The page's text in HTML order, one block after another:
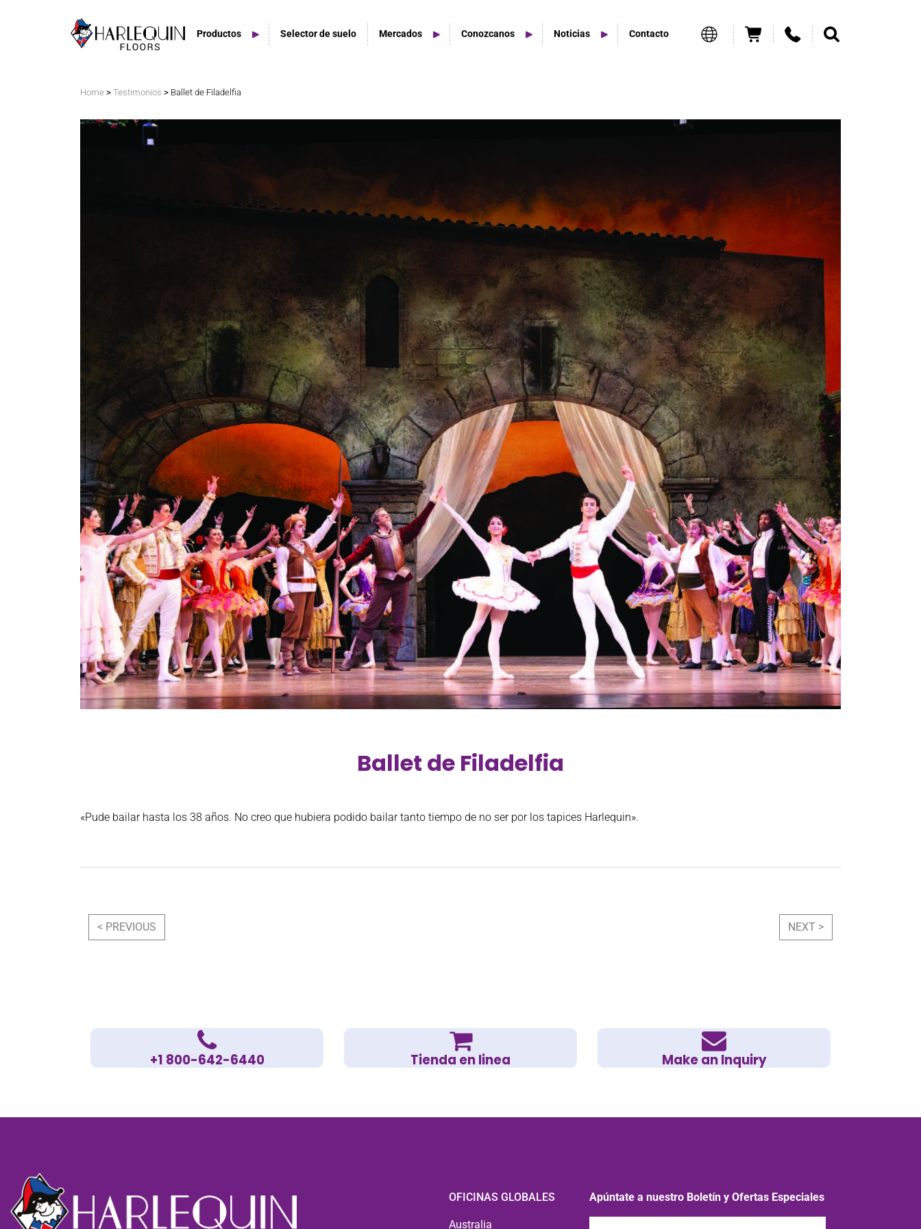
Productos
Pisos Vinilo
Selector de suelo Mercados Conozcanos Noticias Contacto
Home > Testimonios > Ballet de Filadelfia
Ballet de Filadelfia
«Pude bailar hasta los 38 años. No creo que hubiera podido bailar tanto tiempo de no ser por los tapices Harlequin».
Post navigation
< PREVIOUS NEXT >
+1 800-642-6440 Tienda en linea Make an Inquiry
OFICINAS GLOBALES
Australia
Apúntate a nuestro Boletín y Ofertas Especiales